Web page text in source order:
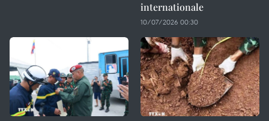
internationale
10/07/2026 00:30